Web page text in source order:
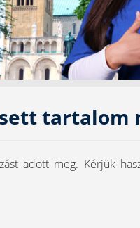
adott meg. Kérjük